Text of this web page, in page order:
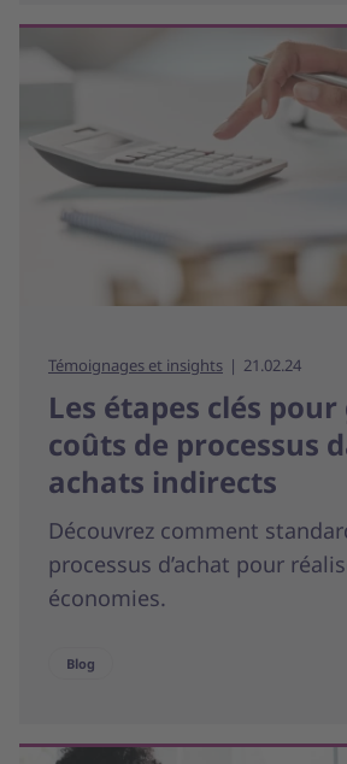
Témoignages et insights 21.02.24
Les étapes clés
coûts de processus
achats indirects
Découvrez comment
processus d’achat pour
économies.
Blog